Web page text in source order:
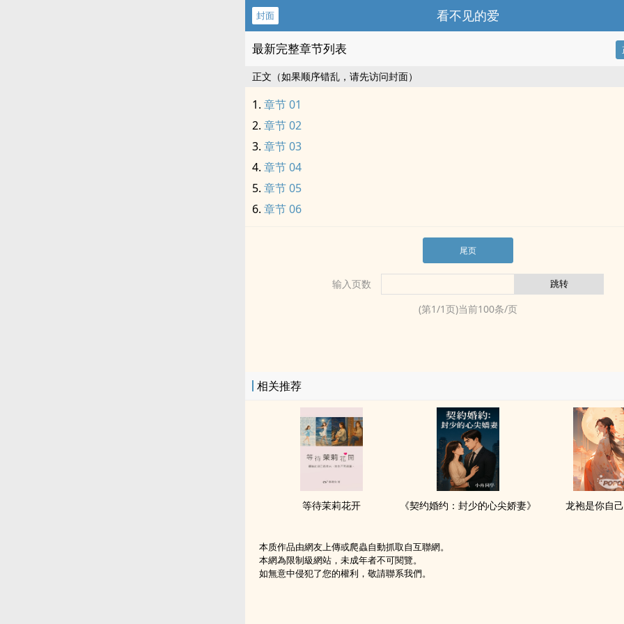
封面 看不见的爱
最新完整章节列表
正文（如果顺序错乱，请先访问封面）
章节 01
章节 02
章节 03
章节 04
章节 05
章节 06
尾页
输入页数
(第1/1页)当前100条/页
相关推荐
等待茉莉花开 《契约婚约：封少的心尖娇妻》 龙袍是你自
本质作品由網友上傳或爬蟲自動抓取自互聯網。
本網為限制級網站，未成年者不可閱覽。
如無意中侵犯了您的權利，敬請聯系我們。